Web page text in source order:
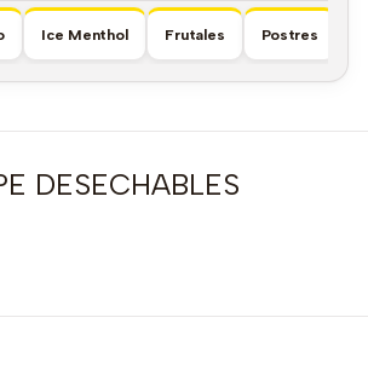
Ice Menthol Frutales Postres
DESECHABLES